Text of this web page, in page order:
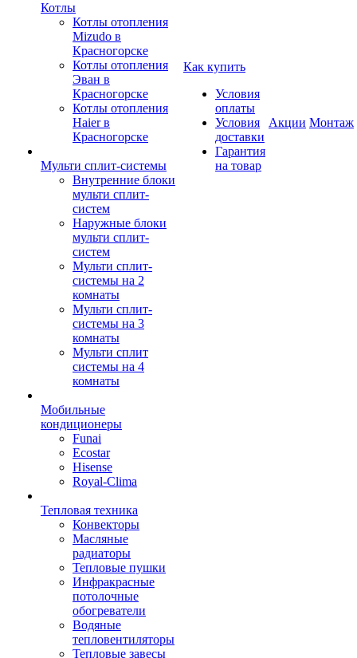
Котлы
Котлы отопления
Mizudo в
Красногорске
Котлы отопления
Эван в
Красногорске
Котлы отопления
Haier в
Красногорске
Мульти сплит-системы
Внутренние блоки
мульти сплит-
систем
Наружные блоки
мульти сплит-
систем
Мульти сплит-
системы на 2
комнаты
Мульти сплит-
системы на 3
комнаты
Мульти сплит
системы на 4
комнаты
Мобильные
кондиционеры
Funai
Ecostar
Hisense
Royal-Clima
Тепловая техника
Конвекторы
Масляные
радиаторы
Тепловые пушки
Инфракрасные
потолочные
обогреватели
Водяные
тепловентиляторы
Тепловые завесы
Как купить
Условия
оплаты
Условия
доставки
Гарантия
на товар
Акции Монтаж